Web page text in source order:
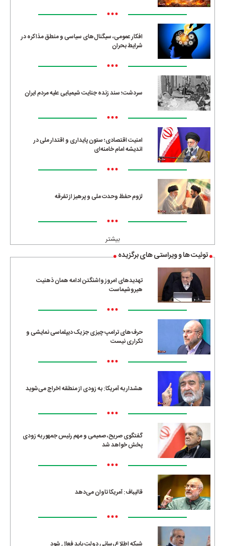
•••
افکار عمومی، سیگنال‌های سیاسی و منطق مذاکره در
شرایط بحران
•••
سردشت؛ سند زنده جنایت شیمیایی علیه مردم ایران
•••
امنیت اقتصادی؛ ستون پایداری و اقتدار ملی در
اندیشه امام خامنه‌ای
•••
لزوم حفظ وحدت ملی و پرهیز از تفرقه
•••
بیشتر
توئیت ها و ویراستی های برگزیده
تهدیدهای امروز واشنگتن ادامه همان ذهنیت
هیروشیماست
•••
حرف‌های ترامپ چیزی جز یک دیپلماسی نمایشی و
تکراری نیست
•••
هشدار به آمریکا: به زودی از منطقه اخراج می‌شوید
•••
گفتگوی صریح، صمیمی و مهم رئیس جمهور به زودی
پخش خواهد شد
•••
قالیباف: آمریکا تاوان می‌دهد
•••